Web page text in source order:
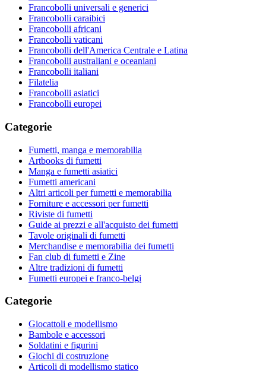
Francobolli universali e generici
Francobolli caraibici
Francobolli africani
Francobolli vaticani
Francobolli dell'America Centrale e Latina
Francobolli australiani e oceaniani
Francobolli italiani
Filatelia
Francobolli asiatici
Francobolli europei
Categorie
Fumetti, manga e memorabilia
Artbooks di fumetti
Manga e fumetti asiatici
Fumetti americani
Altri articoli per fumetti e memorabilia
Forniture e accessori per fumetti
Riviste di fumetti
Guide ai prezzi e all'acquisto dei fumetti
Tavole originali di fumetti
Merchandise e memorabilia dei fumetti
Fan club di fumetti e Zine
Altre tradizioni di fumetti
Fumetti europei e franco-belgi
Categorie
Giocattoli e modellismo
Bambole e accessori
Soldatini e figurini
Giochi di costruzione
Articoli di modellismo statico